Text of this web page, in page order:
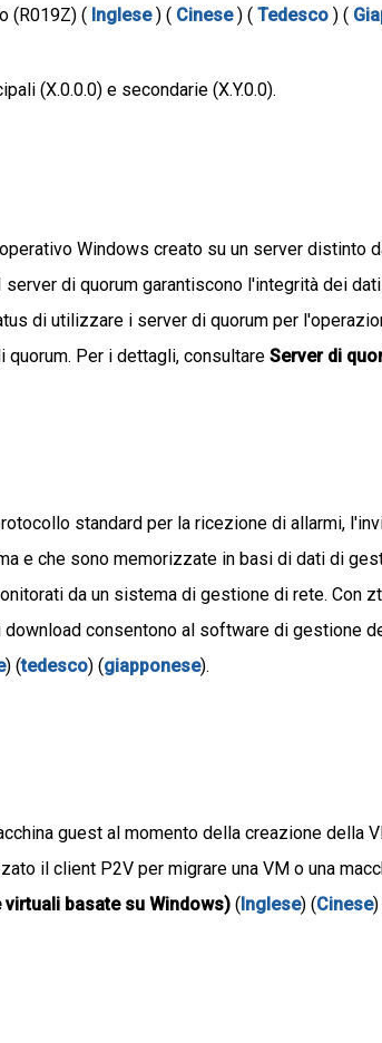
(R019Z) ( Inglese) ( Cinese) (Tedesco ) (
(X.0.0.0) e secondarie (X.Y.0.0).
Windows creato su un server distinto
di quorum garantiscono l'integrità dei
di utilizzare i server di quorum per
Per i dettagli, consultare Server di
standard per la ricezione di allarmi,
e che sono memorizzate in basi di dati di
da un sistema di gestione di rete. Con
consentono al software di gestione
) (tedesco) (giapponese).
guest al momento della creazione della
il client P2V per migrare una VM o una
virtuali basate su Windows)( Inglese) (Cinese